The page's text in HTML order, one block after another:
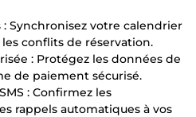
Synchronisez votre calendrier
conflits de réservation.
: Protégez les données de
de paiement sécurisé.
: Confirmez les
rappels automatiques à vos